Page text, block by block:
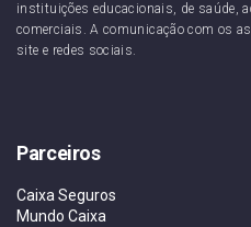
instituições educacionais, de saúde,
comerciais. A comunicação com os
site e redes sociais.
Parceiros
Caixa Seguros
Mundo Caixa